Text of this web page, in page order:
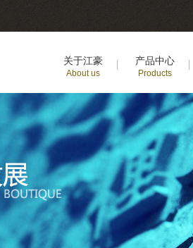
关于江豪
About us
产品中心
Products